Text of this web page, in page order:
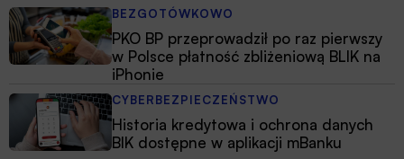
BEZGOTÓWKOWO
PKO BP przeprowadził po raz pierwszy
w Polsce płatność zbliżeniową BLIK na
iPhonie
CYBERBEZPIECZEŃSTWO
Historia kredytowa i ochrona danych
BIK dostępne w aplikacji mBanku